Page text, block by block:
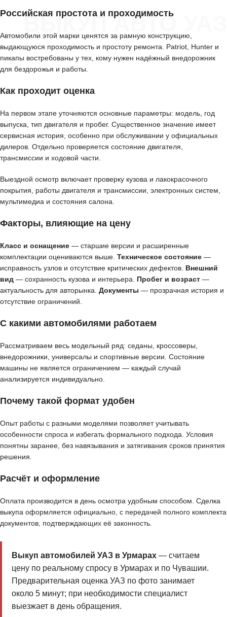
ВЫКУП АВТО УАЗ
Российская простота и проходимость
Автомобили этой марки ценятся за рамную конструкцию,
выдающуюся проходимость и простоту ремонта. Patriot, Hunter и
пикапы востребованы у тех, кому нужен надёжный внедорожник
для бездорожья и работы.
Как проходит оценка
На первом этапе уточняются основные параметры: модель, год
выпуска, тип двигателя и пробег. Существенное значение имеет
сервисная история, особенно при обслуживании у официальных
дилеров. Отдельно проверяется состояние двигателя,
трансмиссии и ходовой части.
Выездной осмотр включает проверку кузова и лакокрасочного
покрытия, работы двигателя и трансмиссии, электронных систем,
мультимедиа и состояния салона.
Факторы, влияющие на цену
Класс и оснащение — старшие версии и расширенные
комплектации оцениваются выше. Техническое состояние —
исправность узлов и отсутствие критических дефектов. Внешний
вид — сохранность кузова и интерьера. Пробег и возраст —
актуальность для авторынка. Документы — прозрачная история и
отсутствие ограничений.
С какими автомобилями работаем
Рассматриваем весь модельный ряд: седаны, кроссоверы,
внедорожники, универсалы и спортивные версии. Состояние
машины не является ограничением — каждый случай
анализируется индивидуально.
Почему такой формат удобен
Опыт работы с разными моделями позволяет учитывать
особенности спроса и избегать формального подхода. Условия
понятны заранее, без навязывания и затягивания сроков принятия
решения.
Расчёт и оформление
Оплата производится в день осмотра удобным способом. Сделка
выкупа оформляется официально, с передачей полного комплекта
документов, подтверждающих её законность.
Выкуп автомобилей УАЗ в Урмарах— считаем
цену по реальному спросу в Урмарах и по Чувашии.
Предварительная оценка УАЗ по фото занимает
около 5 минут; при необходимости специалист
выезжает в день обращения.